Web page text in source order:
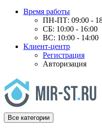
Время работы
ПН-ПТ: 09:00 -
СБ: 10:00 - 16:00
ВС: 10:00 - 14:00
Клиент-центр
Регистрация
Авторизация
Все категории